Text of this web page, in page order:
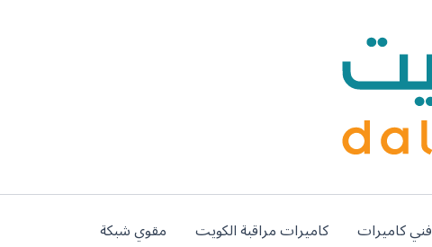
فني كاميرات كاميرات مراقبة الكويت مقوي شبكة